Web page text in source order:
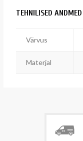
TEHNILISED ANDMED
Värvus
Materjal